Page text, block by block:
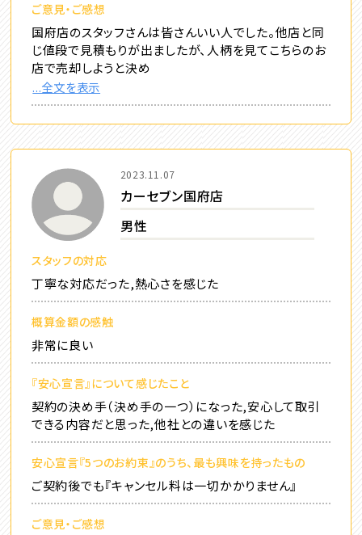
ご意見・ご感想
国府店のスタッフさんは皆さんいい人でした。他店と同
じ値段で見積もりが出ましたが、人柄を見てこちらのお
店で売却しようと決め
...全文を表示
2023.11.07
カーセブン国府店
男性
スタッフの対応
丁寧な対応だった,熱心さを感じた
概算金額の感触
非常に良い
『安心宣言』について感じたこと
契約の決め手（決め手の一つ）になった,安心して取引
できる内容だと思った,他社との違いを感じた
安心宣言『5つのお約束』のうち、最も興味を持ったもの
ご契約後でも『キャンセル料は一切かかりません』
ご意見・ご感想